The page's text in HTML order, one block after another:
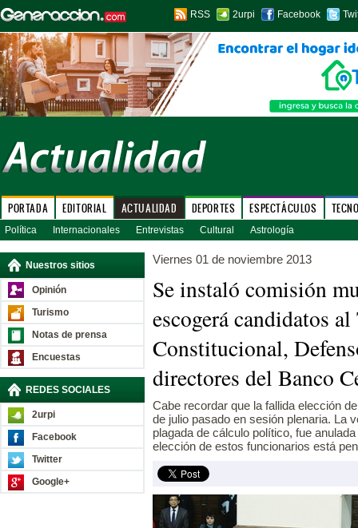
RSS 2urpi Facebook
PORTADA EDITORIAL ACTUALIDAD DEPORTES ESPECTÁCULOS
Política Internacionales Entrevistas Cultural Astrología
Nuestros sitios
Opinión
Turismo
Notas de prensa
Encuestas
REDES SOCIALES
2urpi
Facebook
Twitter
Google+
Viernes 01 de noviembre 2013
Se instaló comisión
escogerá candidatos
Constitucional,
directores del Banco
Cabe recordar que la fallida elección
de julio pasado en sesión plenaria. La
plagada de cálculo político, fue
elección de estos funcionarios está